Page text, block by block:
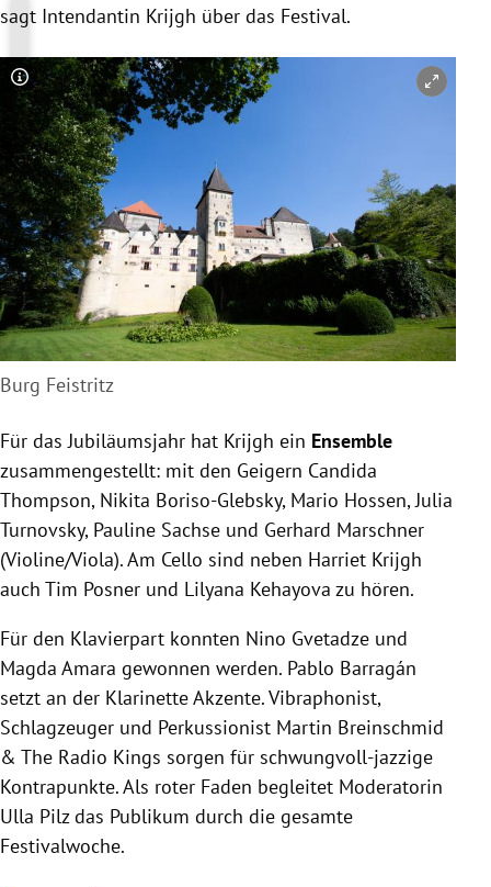
sagt Intendantin Krijgh über das Festival.
Copyright-Hinweis öffnen/schließen
Burg Feistritz
Für das Jubiläumsjahr hat Krijgh ein Ensemble
zusammengestellt: mit den Geigern Candida
Thompson, Nikita Boriso-Glebsky, Mario Hossen, Julia
Turnovsky, Pauline Sachse und Gerhard Marschner
(Violine/Viola). Am Cello sind neben Harriet Krijgh
auch Tim Posner und Lilyana Kehayova zu hören.
Für den Klavierpart konnten Nino Gvetadze und
Magda Amara gewonnen werden. Pablo Barragán
setzt an der Klarinette Akzente. Vibraphonist,
Schlagzeuger und Perkussionist Martin Breinschmid
& The Radio Kings sorgen für schwungvoll-jazzige
Kontrapunkte. Als roter Faden begleitet Moderatorin
Ulla Pilz das Publikum durch die gesamte
Festivalwoche.